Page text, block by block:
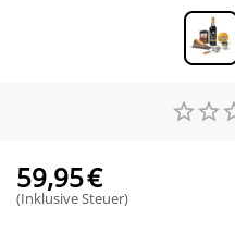
59,95€
(Inklusive Steuer)